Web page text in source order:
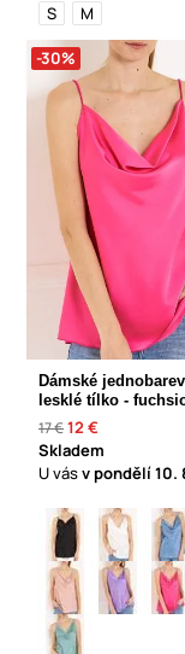
S M
-30%
Dámské
lesklé tílko -
17 €12 €
Skladem
U vásv pondělí10.